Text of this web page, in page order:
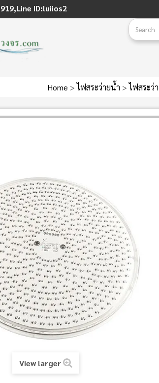
ID:luiios2
Home > ไฟสระว่ายน้ำ > ไฟสระว่
View larger